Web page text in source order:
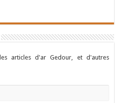
articles d'ar Gedour, et d'autres